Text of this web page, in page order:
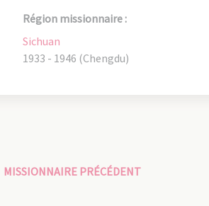
Région missionnaire :
Sichuan
1933 - 1946 (Chengdu)
MISSIONNAIRE PRÉCÉDENT